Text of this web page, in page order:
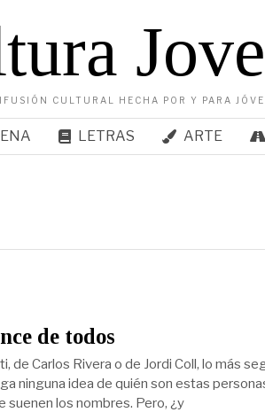
CULTURAL HECHA POR Y PARA
LETRAS ARTE
de todos
de Carlos Rivera o de Jordi Coll, lo más
ninguna idea de quién son estas
suenen los nombres. Pero, ¿y